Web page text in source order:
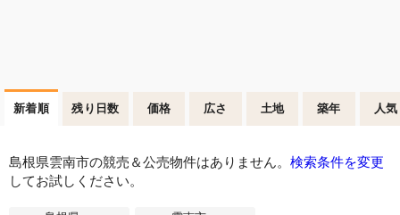
新着順 残り日数 価格 広さ 土地 築年 人気
島根県雲南市の競売＆公売物件はありません。 検索条件を変更
してお試しください。